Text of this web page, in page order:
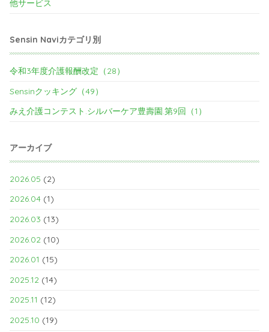
他サービス
Sensin Naviカテゴリ別
令和3年度介護報酬改定（28）
Sensinクッキング（49）
みえ介護コンテスト.シルバーケア豊壽園.第9回（1）
アーカイブ
2026.05 (2)
2026.04 (1)
2026.03 (13)
2026.02 (10)
2026.01 (15)
2025.12 (14)
2025.11 (12)
2025.10 (19)